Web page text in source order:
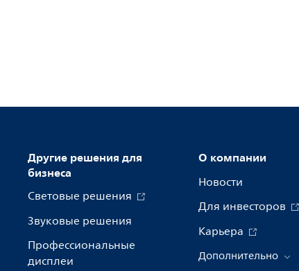
Другие решения для
бизнеса
Световые решения
Звуковые решения
Профессиональные
дисплеи
О компании
Новости
Для инвесторов
Карьера
Дополнительно